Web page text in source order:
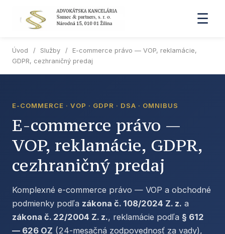
☰
Úvod / Služby /
E-commerce právo — VOP, reklamácie,
GDPR, cezhraničný predaj
E-COMMERCE · VOP · GDPR · DSA · OMNIBUS
E-commerce právo —
VOP, reklamácie, GDPR,
cezhraničný predaj
Komplexné e-commerce právo — VOP a obchodné
podmienky podľa zákona č. 108/2024 Z. z. a
zákona č. 22/2004 Z. z., reklamácie podľa § 612
— 626 OZ (24-mesačná zodpovednosť za vady),